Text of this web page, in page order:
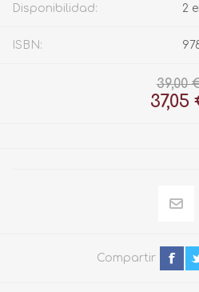
Disponibilidad: 2
ISBN:
39,00
37,05
Compartir